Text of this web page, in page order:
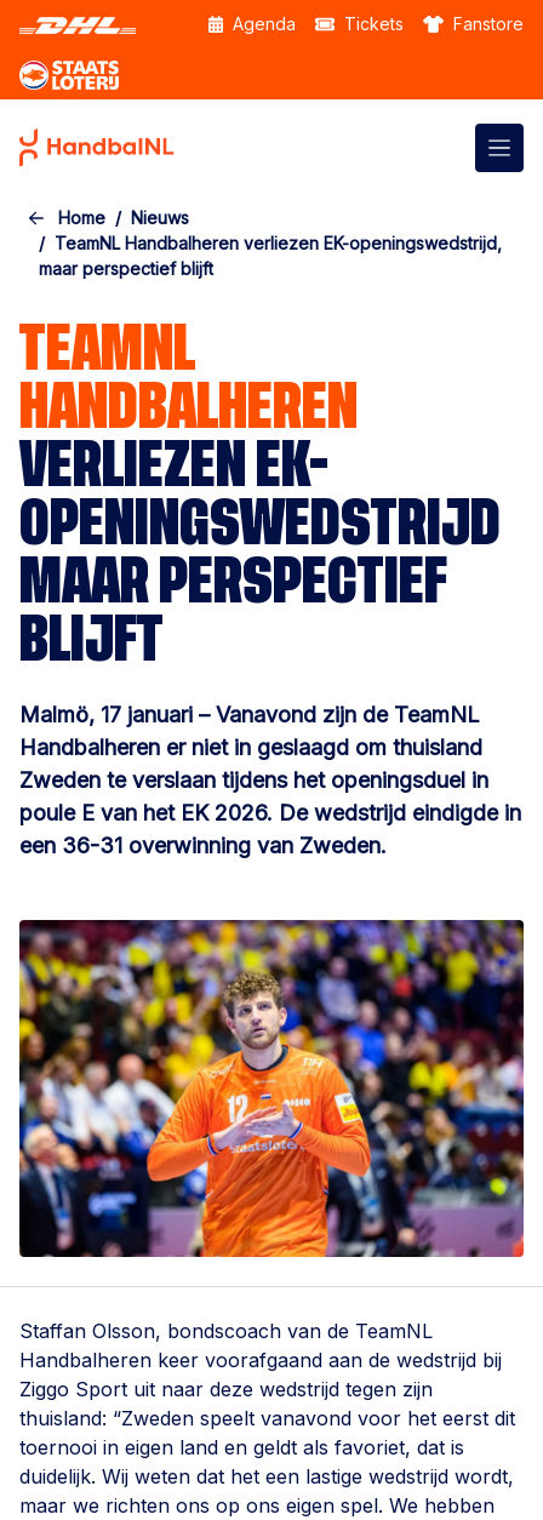
Skip to the main content Agenda Tickets Fanstore
Home
Nieuws
TeamNL Handbalheren verliezen EK-openingswedstrijd,
maar perspectief blijft
TEAMNL
HANDBALHEREN
VERLIEZEN EK-
OPENINGSWEDSTRIJD
MAAR PERSPECTIEF
BLIJFT
Malmö, 17 januari – Vanavond zijn de TeamNL
Handbalheren er niet in geslaagd om thuisland
Zweden te verslaan tijdens het openingsduel in
poule E van het EK 2026. De wedstrijd eindigde in
een 36-31 overwinning van Zweden.
Staffan Olsson, bondscoach van de TeamNL
Handbalheren keer voorafgaand aan de wedstrijd bij
Ziggo Sport uit naar deze wedstrijd tegen zijn
thuisland: “Zweden speelt vanavond voor het eerst dit
toernooi in eigen land en geldt als favoriet, dat is
duidelijk. Wij weten dat het een lastige wedstrijd wordt,
maar we richten ons op ons eigen spel. We hebben